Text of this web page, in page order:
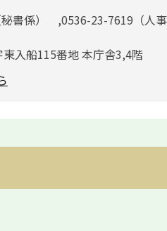
書係） ,0536-23-7619（人
入船115番地 本庁舎3,4階